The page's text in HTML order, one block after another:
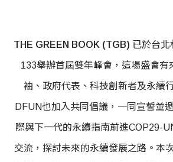
THE GREEN BOOK (TGB) 已於台北
133舉辦首屆雙年峰會，這場盛會有
袖、政府代表、科技創新者及永續
DFUN也加入共同倡議，一同宣誓並
際與下一代的永續指南前進COP29-
交流，探討未來的永續發展之路。本